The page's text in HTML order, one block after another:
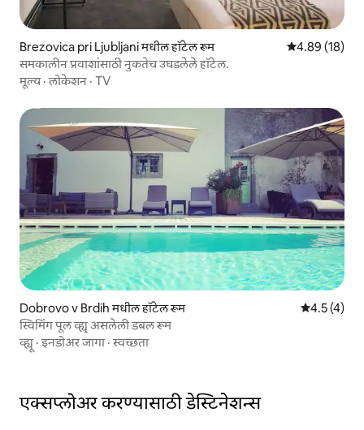
Brezovica pri Ljubljani मधील हॉटेल रूम 5 पैकी 4.89
4.89 (18)
समकालीन प्रवाशांसाठी नुकतेच उघडलेले हॉटेल.
मूल्य·लोकेशन · TV
Dobrovo v Brdih मधील हॉटेल रूम 5 पैकी 4.5
4.5 (4)
स्विमिंग पूल व्ह्यू असलेली डबल रूम
व्ह्यू ·इनडोअर जागा ·स्वच्छता
एक्सप्लोअर करण्यासाठी डेस्टिनेशन्स